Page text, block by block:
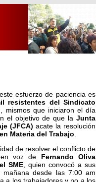
este esfuerzo de paciencia es
resistentes del Sindicato
, mismos que iniciaron el día
el objetivo de que la Junta
(JFCA) acate la resolución
Materia del Trabajo
de resolver el conflicto de
en voz de Fernando Oliva
SME , quien convocó a sus
desde las 7:00 am